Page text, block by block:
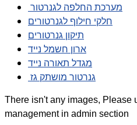
מערכת החלפה לגנרטור
חלקי חילוף לגנרטורים
תיקון גנרטורים
ארון חשמל נייד
מגדל תאורה נייד
גנרטור מושתק גז
There isn't any images, Please
management in admin section